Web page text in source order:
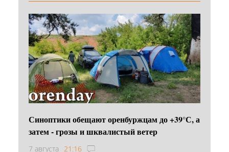
Синоптики обещают оренбуржцам до +39°С, а
затем - грозы и шквалистый ветер
7 августа 21:16